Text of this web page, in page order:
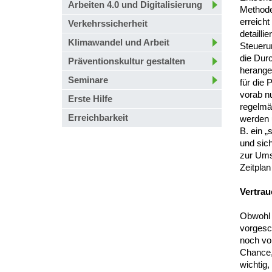
Arbeiten 4.0 und Digitalisierung
Verkehrssicherheit
Klimawandel und Arbeit
Präventionskultur gestalten
Seminare
Erste Hilfe
Erreichbarkeit
erreicht
die
für die
vorab
werden
B. ein
und
zur
noch
wichtig,